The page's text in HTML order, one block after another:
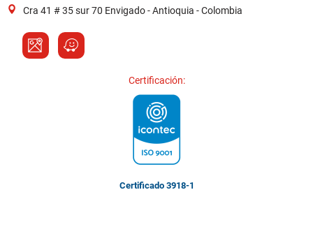
Cra 41 # 35 sur 70 Envigado - Antioquia - Colombia
Certificación:
Certificado 3918-1